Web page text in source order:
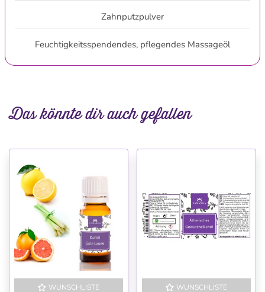
Zahnputzpulver
Feuchtigkeitsspendendes, pflegendes Massageöl
Das könnte dir auch gefallen
WUNSCHLISTE
WUNSCHLISTE